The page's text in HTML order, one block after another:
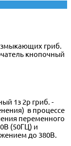
гриб.
кнопочный
1з 2р гриб. -
в процессе
переменного
(50ГЦ) и
до 380В.